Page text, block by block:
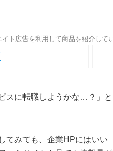
スに転職しようかな…？」と
てみても、企業HPにはいい